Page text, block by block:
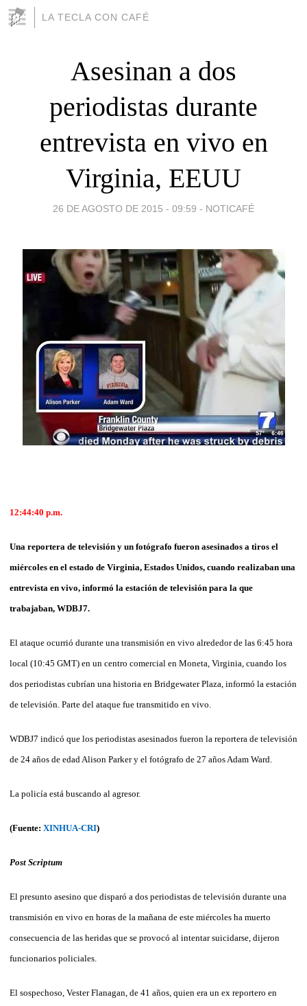
LA TECLA CON CAFÉ
Asesinan a dos
periodistas durante
entrevista en vivo en
Virginia, EEUU
26 DE AGOSTO DE 2015 - 09:59 - NOTICAFÉ
12:44:40 p.m.
Una reportera de televisión y un fotógrafo fueron asesinados a tiros el
miércoles en el estado de Virginia, Estados Unidos, cuando realizaban una
entrevista en vivo, informó la estación de televisión para la que
trabajaban, WDBJ7.
El ataque ocurrió durante una transmisión en vivo alrededor de las 6:45 hora
local (10:45 GMT) en un centro comercial en Moneta, Virginia, cuando los
dos periodistas cubrían una historia en Bridgewater Plaza, informó la estación
de televisión. Parte del ataque fue transmitido en vivo.
WDBJ7 indicó que los periodistas asesinados fueron la reportera de televisión
de 24 años de edad Alison Parker y el fotógrafo de 27 años Adam Ward.
La policía está buscando al agresor.
(Fuente: XINHUA-CRI)
Post Scriptum
El presunto asesino que disparó a dos periodistas de televisión durante una
transmisión en vivo en horas de la mañana de este miércoles ha muerto
consecuencia de las heridas que se provocó al intentar suicidarse, dijeron
funcionarios policiales.
El sospechoso, Vester Flanagan, de 41 años, quien era un ex reportero en